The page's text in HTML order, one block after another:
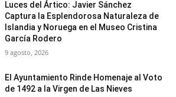
Luces del Ártico: Javier Sánchez
Captura la Esplendorosa Naturaleza de
Islandia y Noruega en el Museo Cristina
García Rodero
9 agosto, 2026
El Ayuntamiento Rinde Homenaje al Voto
de 1492 a la Virgen de Las Nieves